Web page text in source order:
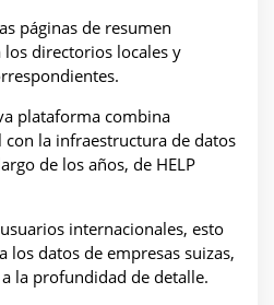
páginas de resumen
directorios locales y
plataforma combina
la infraestructura de datos
de los años, de HELP
internacionales, esto
los datos de empresas suizas,
la profundidad de detalle.